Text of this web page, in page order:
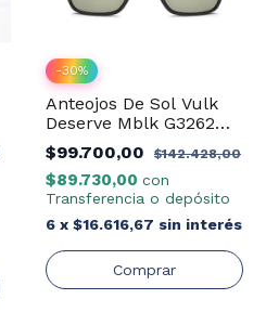
-30%
Anteojos De Sol Vulk
Deserve Mblk G3262
Emerald
$99.700,00 $142.428,00
$89.730,00 con
Transferencia o depósito
6 x $16.616,67 sin interés